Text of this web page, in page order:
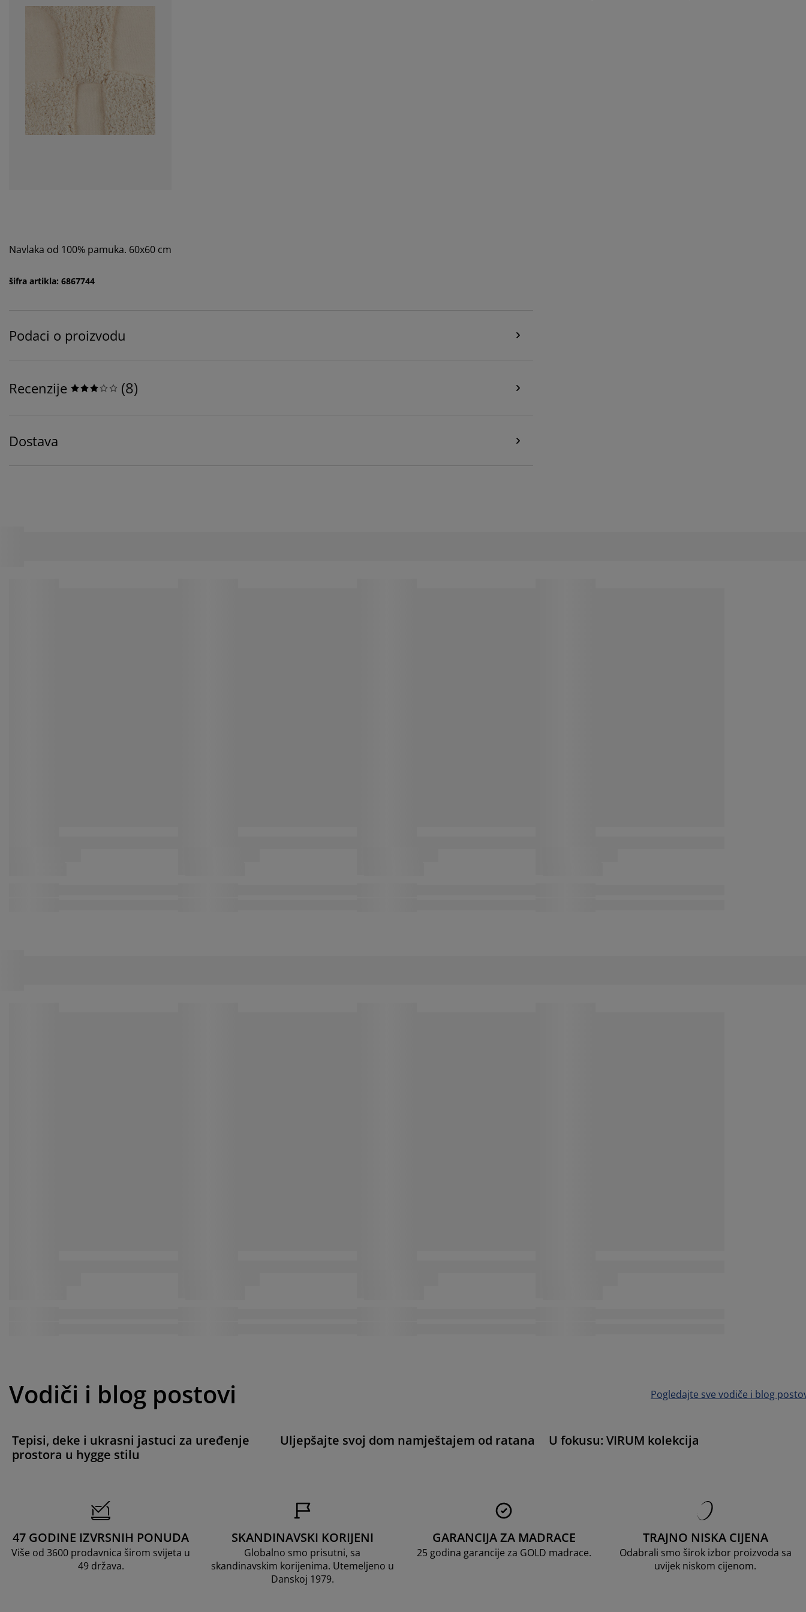
Navlaka od 100% pamuka. 60x60 cm
šifra artikla: 6867744
Podaci o proizvodu
Recenzije (8)
Dostava
Vodiči i blog postovi Pogledajte sve vodiče i blog
Tepisi, deke i ukrasni jastuci za uređenje
prostora u hygge stilu
Uljepšajte svoj dom namještajem od ratana U fokusu: VIRUM kolekcija
47 GODINE IZVRSNIH PONUDA
Više od 3600 prodavnica širom svijeta u
49 država.
SKANDINAVSKI KORIJENI
Globalno smo prisutni, sa
skandinavskim korijenima. Utemeljeno u
Danskoj 1979.
GARANCIJA ZA MADRACE
25 godina garancije za GOLD madrace.
TRAJNO NISKA CIJENA
Odabrali smo širok izbor proizvoda sa
uvijek niskom cijenom.